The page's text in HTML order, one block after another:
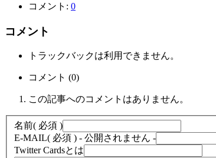
コメント: 0
コメント
トラックバックは利用できません。
コメント (0)
この記事へのコメントはありません。
名前( 必須 )
E-MAIL( 必須 ) - 公開されません -
Twitter Cardsとは